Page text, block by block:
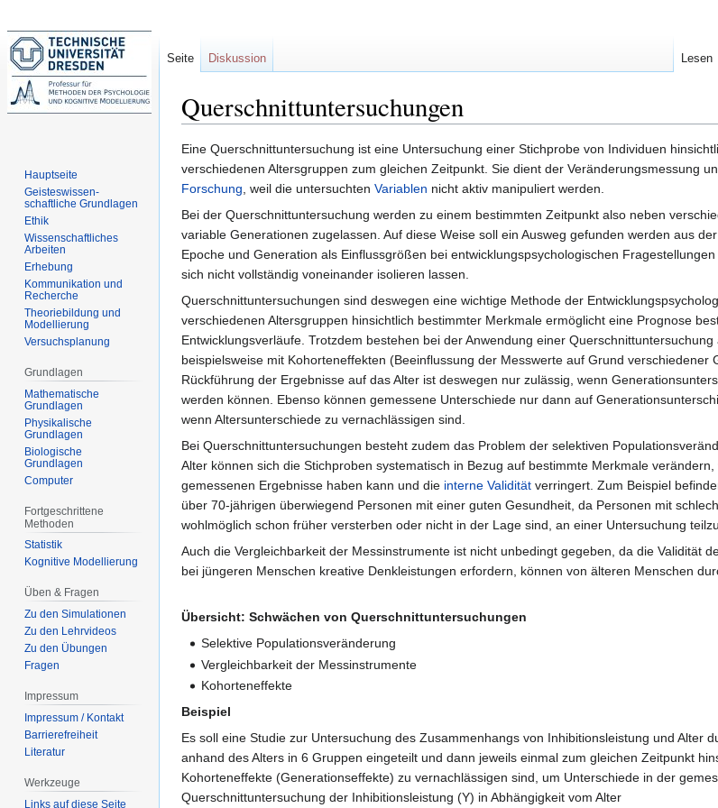
Querschnittuntersuchungen
Zur
Navigation
springen
Zur
Suche
springen
Eine Querschnittuntersuchung ist eine Untersuchung einer Stichprobe von Individuen
verschiedenen Altersgruppen zum gleichen Zeitpunkt. Sie dient der Veränderungsmessung
Forschung, weil die untersuchten Variablen nicht aktiv manipuliert werden.
Bei der Querschnittuntersuchung werden zu einem bestimmten Zeitpunkt also neben
variable Generationen zugelassen. Auf diese Weise soll ein Ausweg gefunden werden aus
Epoche und Generation als Einflussgrößen bei entwicklungspsychologischen
sich nicht vollständig voneinander isolieren lassen.
Querschnittuntersuchungen sind deswegen eine wichtige Methode der
verschiedenen Altersgruppen hinsichtlich bestimmter Merkmale ermöglicht eine Prognose
Entwicklungsverläufe. Trotzdem bestehen bei der Anwendung einer Querschnittuntersuchung
beispielsweise mit Kohorteneffekten (Beeinflussung der Messwerte auf Grund verschiedener
Rückführung der Ergebnisse auf das Alter ist deswegen nur zulässig, wenn
werden können. Ebenso können gemessene Unterschiede nur dann auf
wenn Altersunterschiede zu vernachlässigen sind.
Bei Querschnittuntersuchungen besteht zudem das Problem der selektiven
Alter können sich die Stichproben systematisch in Bezug auf bestimmte Merkmale
gemessenen Ergebnisse haben kann und die interne Validität verringert. Zum Beispiel
über 70-jährigen überwiegend Personen mit einer guten Gesundheit, da Personen mit
wohlmöglich schon früher versterben oder nicht in der Lage sind, an einer Untersuchung
Auch die Vergleichbarkeit der Messinstrumente ist nicht unbedingt gegeben, da die Validität
bei jüngeren Menschen kreative Denkleistungen erfordern, können von älteren Menschen
Übersicht: Schwächen von Querschnittuntersuchungen
Selektive Populationsveränderung
Vergleichbarkeit der Messinstrumente
Kohorteneffekte
Beispiel
Es soll eine Studie zur Untersuchung des Zusammenhangs von Inhibitionsleistung und Alter
anhand des Alters in 6 Gruppen eingeteilt und dann jeweils einmal zum gleichen Zeitpunkt
Kohorteneffekte (Generationseffekte) zu vernachlässigen sind, um Unterschiede in der
Querschnittuntersuchung der Inhibitionsleistung (Y) in Abhängigkeit vom Alter
Seite Diskussion Lesen
Hauptseite
Geisteswissen-
schaftliche Grundlagen
Ethik
Wissenschaftliches
Arbeiten
Erhebung
Kommunikation und
Recherche
Theoriebildung und
Modellierung
Versuchsplanung
Grundlagen
Mathematische
Grundlagen
Physikalische
Grundlagen
Biologische
Grundlagen
Computer
Fortgeschrittene
Methoden
Statistik
Kognitive Modellierung
Üben & Fragen
Zu den Simulationen
Zu den Lehrvideos
Zu den Übungen
Fragen
Impressum
Impressum / Kontakt
Barrierefreiheit
Literatur
Werkzeuge
Links auf diese Seite